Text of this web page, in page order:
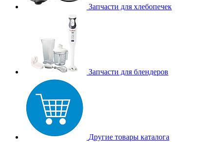
Запчасти для хлебопечек
Запчасти для блендеров
Другие товары каталога